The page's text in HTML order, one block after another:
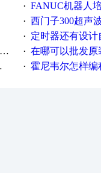
· FANUC机器人
· 西门子300超声波
· 定时器还有设
· 在哪可以批发原装正品
· 霍尼韦尔怎样编